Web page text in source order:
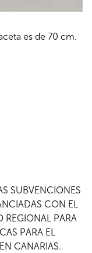
es de 70 cm.
SUBVENCIONES
CON EL
REGIONAL PARA
PARA EL
CANARIAS.